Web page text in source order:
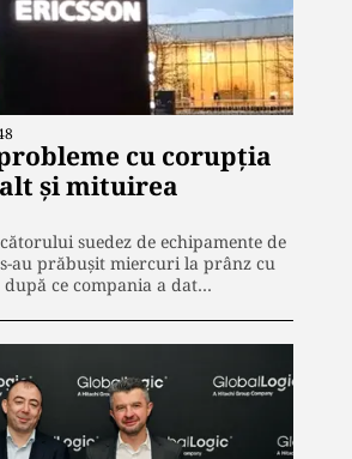
cu corupția
și mituirea
suedez de echipamente de
au prăbuşit miercuri la prânz cu
după ce compania a dat…